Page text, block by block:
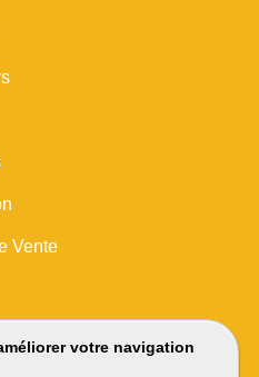
votre navigation
Vente